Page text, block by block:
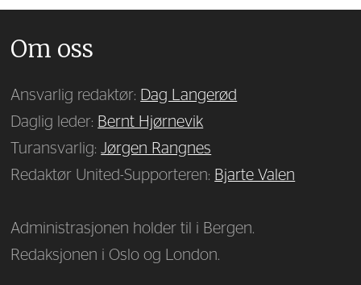
Om oss
Ansvarlig redaktør: Dag Langerød
Daglig leder: Bernt Hjørnevik
Turansvarlig:Jørgen Rangnes
Redaktør United-Supporteren: Bjarte Valen
Administrasjonen holder til i Bergen.
Redaksjonen i Oslo og London.